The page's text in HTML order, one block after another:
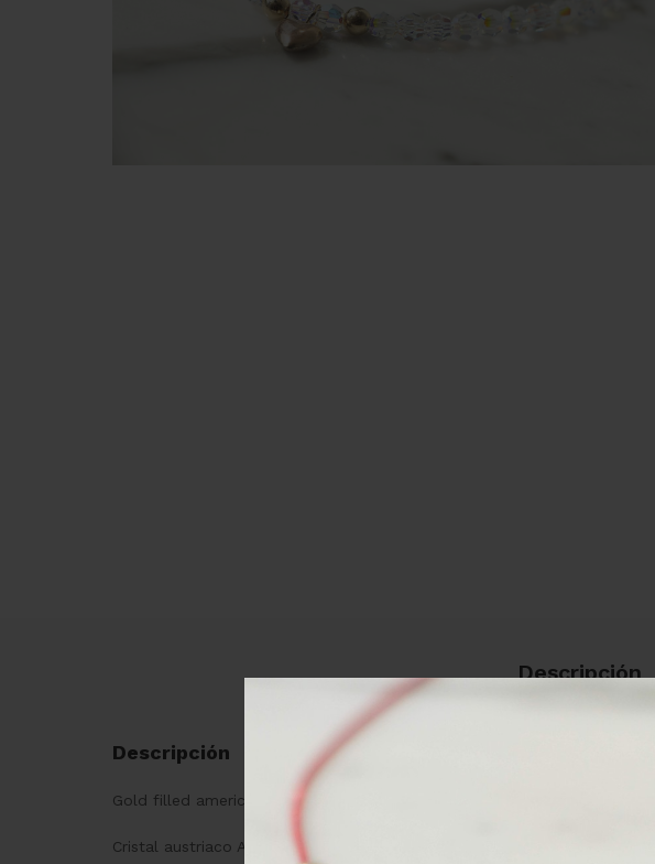
Descripción
Descripción
Gold filled americano
Cristal austriaco AB tornasol round: 4 mm